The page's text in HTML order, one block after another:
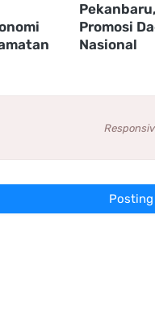
Promosi
Nasional